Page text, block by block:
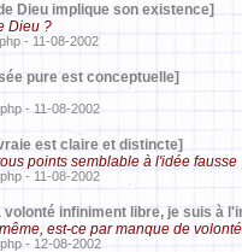
Dieu implique son existence]
Dieu ?
- 11-08-2002
pure est conceptuelle]
- 11-08-2002
est claire et distincte]
points semblable à l'idée fausse
- 11-08-2002
volonté infiniment libre, je suis à
est-ce par manque de
- 12-08-2002